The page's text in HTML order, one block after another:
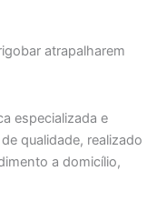
atrapalharem
especializada e
qualidade, realizado
a domicílio,